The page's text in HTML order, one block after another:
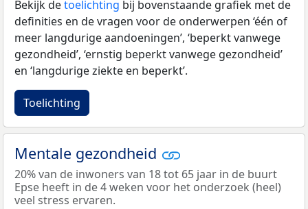
Bekijk detoelichting bij bovenstaande grafiek met de
definities en de vragen voor de onderwerpen ‘één of
meer langdurige aandoeningen’, ‘beperkt vanwege
gezondheid’, ‘ernstig beperkt vanwege gezondheid’
en ‘langdurige ziekte en beperkt’.
Toelichting
Mentale gezondheid
20% van de inwoners van 18 tot 65 jaar in de buurt
Epse heeft in de 4 weken voor het onderzoek (heel)
veel stress ervaren.